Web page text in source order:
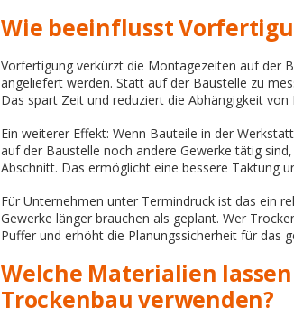
Wie beeinflusst
Vorfertigung verkürzt die Montagezeiten auf der
angeliefert werden. Statt auf der Baustelle zu
Das spart Zeit und reduziert die Abhängigkeit von
Ein weiterer Effekt: Wenn Bauteile in der
auf der Baustelle noch andere Gewerke tätig
Abschnitt. Das ermöglicht eine bessere Taktung
Für Unternehmen unter Termindruck ist das ein
Gewerke länger brauchen als geplant. Wer
Puffer und erhöht die Planungssicherheit für das
Welche Materialien
Trockenbau verwenden?